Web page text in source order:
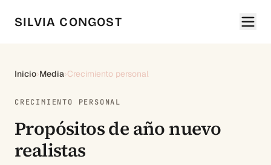
SILVIA CONGOST
Inicio›Media›Crecimiento personal
CRECIMIENTO PERSONAL
Propósitos de año nuevo
realistas